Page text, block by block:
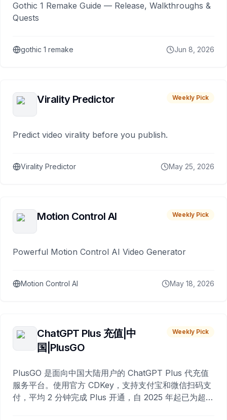
Gothic 1 Remake Guide — Release, Walkthroughs &
Quests
gothic 1 remake Jun 8, 2026
Virality Predictor Weekly Pick
Predict video virality before you publish.
Virality Predictor May 25, 2026
Motion Control AI Weekly Pick
Powerful Motion Control AI Video Generator
Motion Control AI May 18, 2026
ChatGPT Plus 充值|中
国|PlusGO
Weekly Pick
PlusGO 是面向中国大陆用户的 ChatGPT Plus 代充值
服务平台。使用官方 CDKey，支持支付宝和微信扫码支
付，平均 2 分钟完成 Plus 开通，自 2025 年起已为超过